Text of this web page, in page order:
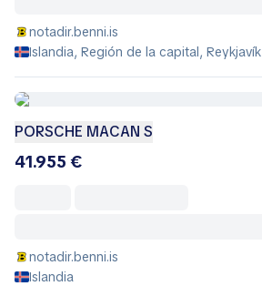
notadir.benni.is
Islandia, Región de la capital, Reykjavík
PORSCHE MACAN S
41.955 €
notadir.benni.is
Islandia